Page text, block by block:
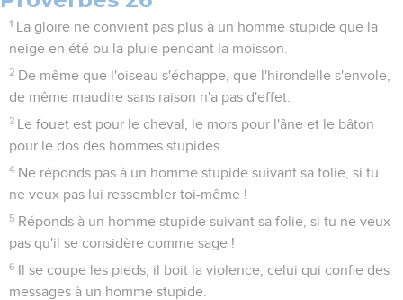
1 La gloire ne convient pas plus à un homme stupide que la
neige en été ou la pluie pendant la moisson.
2 De même que l'oiseau s'échappe, que l'hirondelle s'envole,
de même maudire sans raison n'a pas d'effet.
3 Le fouet est pour le cheval, le mors pour l'âne et le bâton
pour le dos des hommes stupides.
4 Ne réponds pas à un homme stupide suivant sa folie, si tu
ne veux pas lui ressembler toi-même !
5 Réponds à un homme stupide suivant sa folie, si tu ne veux
pas qu'il se considère comme sage !
6 Il se coupe les pieds, il boit la violence, celui qui confie des
messages à un homme stupide.